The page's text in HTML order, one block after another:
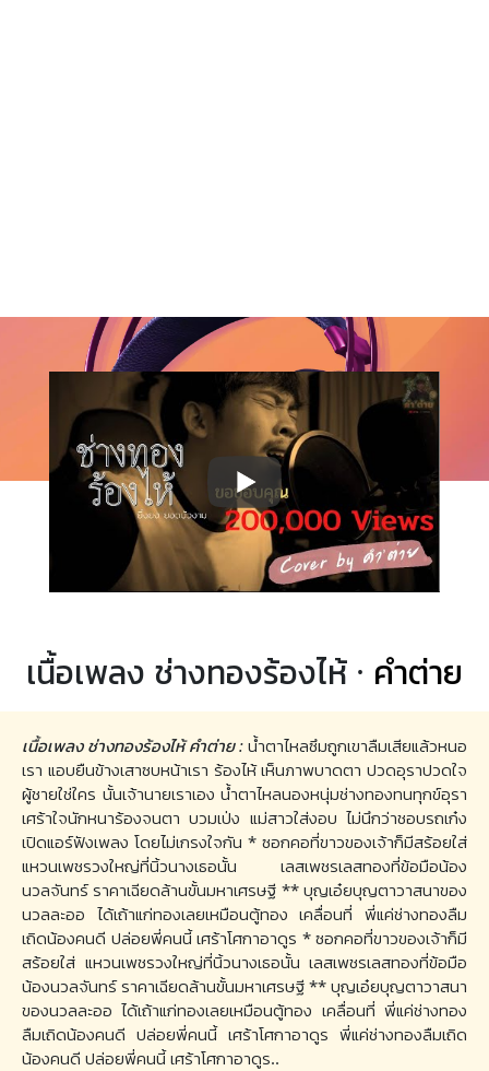
เนื้อเพลง ช่างทองร้องไห้ · คำต่าย
เนื้อเพลง ช่างทองร้องไห้ คำต่าย : น้ำตาไหลซึมถูกเขาลืมเสียแล้วหนอ
เรา แอบยืนข้างเสาซบหน้าเรา ร้องไห้ เห็นภาพบาดตา ปวดอุราปวดใจ
ผู้ชายใช่ใคร นั้นเจ้านายเราเอง น้ำตาไหลนองหนุ่มช่างทองทนทุกข์อุรา
เศร้าใจนักหนาร้องจนตา บวมเป่ง แม่สาวใส่งอบ ไม่นึกว่าชอบรถเก๋ง
เปิดแอร์ฟังเพลง โดยไม่เกรงใจกัน * ซอกคอที่ขาวของเจ้าก็มีสร้อยใส่
แหวนเพชรวงใหญ่ที่นิ้วนางเธอนั้น เลสเพชรเลสทองที่ข้อมือน้อง
นวลจันทร์ ราคาเฉียดล้านขั้นมหาเศรษฐี ** บุญเอ๋ยบุญตาวาสนาของ
นวลละออ ได้เถ้าแก่ทองเลยเหมือนตู้ทอง เคลื่อนที่ พี่แค่ช่างทองลืม
เถิดน้องคนดี ปล่อยพี่คนนี้ เศร้าโศกาอาดูร * ซอกคอที่ขาวของเจ้าก็มี
สร้อยใส่ แหวนเพชรวงใหญ่ที่นิ้วนางเธอนั้น เลสเพชรเลสทองที่ข้อมือ
น้องนวลจันทร์ ราคาเฉียดล้านขั้นมหาเศรษฐี ** บุญเอ๋ยบุญตาวาสนา
ของนวลละออ ได้เถ้าแก่ทองเลยเหมือนตู้ทอง เคลื่อนที่ พี่แค่ช่างทอง
ลืมเถิดน้องคนดี ปล่อยพี่คนนี้ เศร้าโศกาอาดูร พี่แค่ช่างทองลืมเถิด
น้องคนดี ปล่อยพี่คนนี้ เศร้าโศกาอาดูร..